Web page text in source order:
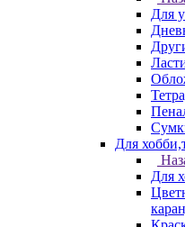
Для
Для
Для